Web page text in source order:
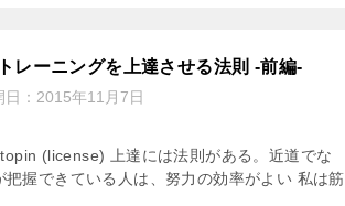
レーニングを上達させる法則 -前編-
： 2015年11月7日
(license) 上達には法則がある。近道でな
握できている人は、努力の効率がよい 私は筋